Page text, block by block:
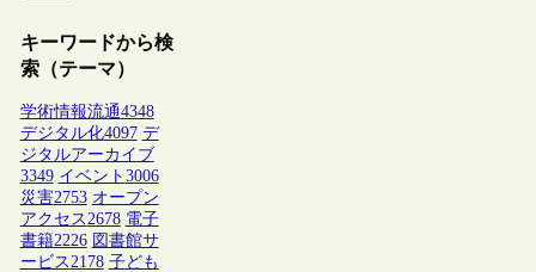
キーワードから検
索（テーマ）
学術情報流通4348
デジタル化4097 デ
ジタルアーカイブ
3349 イベント 3006
災害2753 オープン
アクセス 2678 電子
書籍2226 図書館サ
ービス 2178 子ども